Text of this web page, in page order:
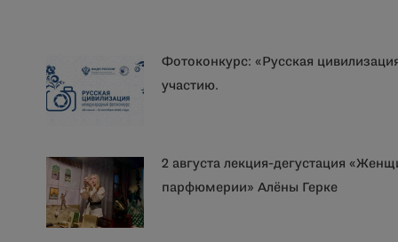
Фотоконкурс: «Русская
участию.
2 августа лекция-дегустация
парфюмерии» Алёны Герке